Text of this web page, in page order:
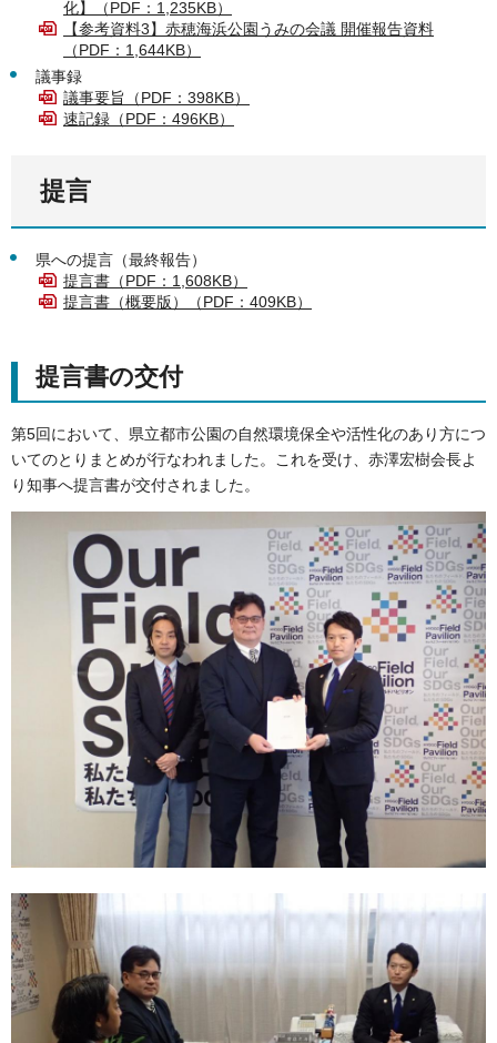
化】（PDF：1,235KB）
【参考資料3】赤穂海浜公園うみの会議 開催報告資料
（PDF：1,644KB）
議事録
議事要旨（PDF：398KB）
速記録（PDF：496KB）
提言
県への提言（最終報告）
提言書（PDF：1,608KB）
提言書（概要版）（PDF：409KB）
提言書の交付
第5回において、県立都市公園の自然環境保全や活性化のあり方につ
いてのとりまとめが行なわれました。これを受け、赤澤宏樹会長よ
り知事へ提言書が交付されました。